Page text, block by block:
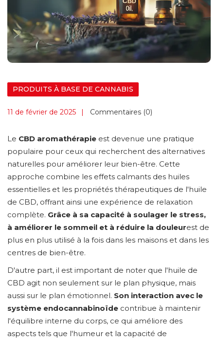
PRODUITS À BASE DE CANNABIS
11 de février de 2025 Commentaires (0)
Le CBD aromathérapie est devenue une pratique
populaire pour ceux qui recherchent des alternatives
naturelles pour améliorer leur bien-être. Cette
approche combine les effets calmants des huiles
essentielles et les propriétés thérapeutiques de l'huile
de CBD, offrant ainsi une expérience de relaxation
complète. Grâce à sa capacité à soulager le stress,
à améliorer le sommeil et à réduire la douleurest de
plus en plus utilisé à la fois dans les maisons et dans les
centres de bien-être.
D'autre part, il est important de noter que l'huile de
CBD agit non seulement sur le plan physique, mais
aussi sur le plan émotionnel. Son interaction avec le
système endocannabinoïde contribue à maintenir
l'équilibre interne du corps, ce qui améliore des
aspects tels que l'humeur et la capacité de